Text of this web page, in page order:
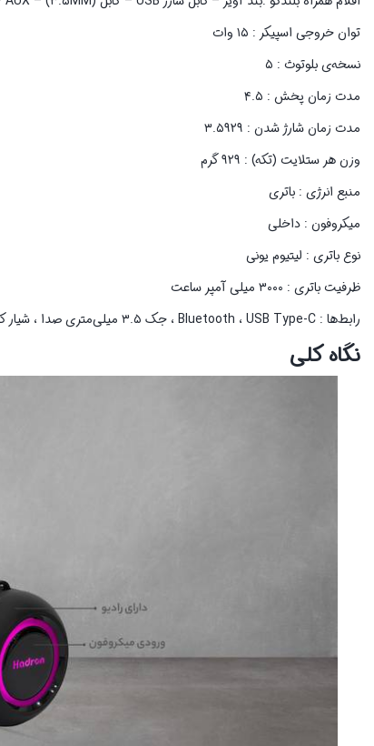
توان خروجی اسپیکر : ۱۵ وات
نسخه‌ی بلوتوث : ۵
مدت زمان پخش : ۴.۵
مدت زمان شارژ شدن : ۳.۵۹۲۹
وزن هر ستلایت (تکه) : ۹۲۹ گرم
منبع انرژی : باتری
میکروفون : داخلی
نوع باتری : لیتیوم یونی
ظرفیت باتری : ۳۰۰۰ میلی آمپر ساعت
رابط‌ها : Bluetooth ، USB Type-C ، جک ۳.۵ میلی‌متری صدا ، شیار کارت حافظه MicroSD
نگاه کلی